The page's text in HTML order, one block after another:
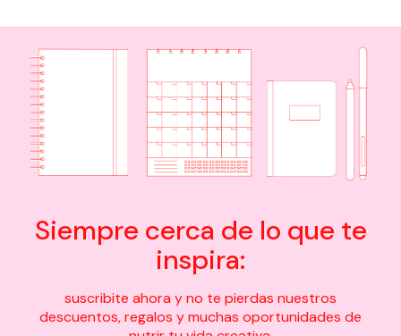
Siempre cerca de lo que te
inspira:
suscribite ahora y no te pierdas nuestros
descuentos, regalos y muchas oportunidades de